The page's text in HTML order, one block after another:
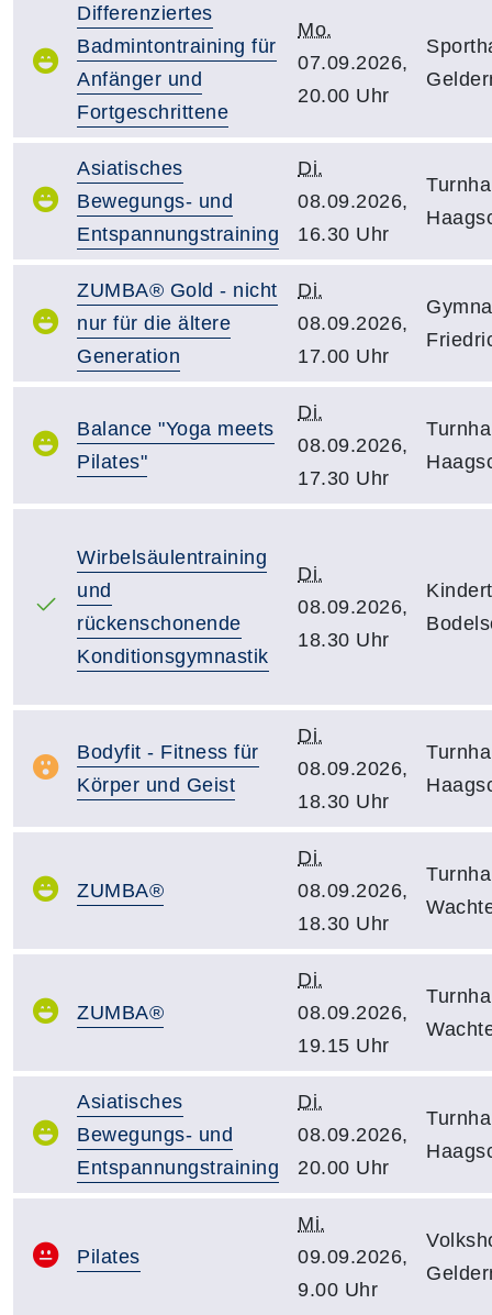
Differenziertes
Badmintontraining für
Anfänger und
Fortgeschrittene
Mo.
07.09.2026,
20.00 Uhr
Asiatisches
Bewegungs- und
Entspannungstraining
Di.
08.09.2026,
16.30 Uhr
ZUMBA® Gold - nicht
nur für die ältere
Generation
Di.
08.09.2026,
17.00 Uhr
Balance "Yoga meets
Pilates"
Di.
08.09.2026,
17.30 Uhr
Wirbelsäulentraining
und
rückenschonende
Konditionsgymnastik
Di.
08.09.2026,
18.30 Uhr
Bodyfit - Fitness für
Körper und Geist
Di.
08.09.2026,
18.30 Uhr
ZUMBA®
Di.
08.09.2026,
18.30 Uhr
ZUMBA®
Di.
08.09.2026,
19.15 Uhr
Asiatisches
Bewegungs- und
Entspannungstraining
Di.
08.09.2026,
20.00 Uhr
Pilates
Mi.
09.09.2026,
9.00 Uhr